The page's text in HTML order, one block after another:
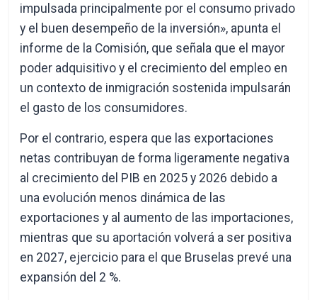
impulsada principalmente por el consumo privado
y el buen desempeño de la inversión», apunta el
informe de la Comisión, que señala que el mayor
poder adquisitivo y el crecimiento del empleo en
un contexto de inmigración sostenida impulsarán
el gasto de los consumidores.
Por el contrario, espera que las exportaciones
netas contribuyan de forma ligeramente negativa
al crecimiento del PIB en 2025 y 2026 debido a
una evolución menos dinámica de las
exportaciones y al aumento de las importaciones,
mientras que su aportación volverá a ser positiva
en 2027, ejercicio para el que Bruselas prevé una
expansión del 2 %.